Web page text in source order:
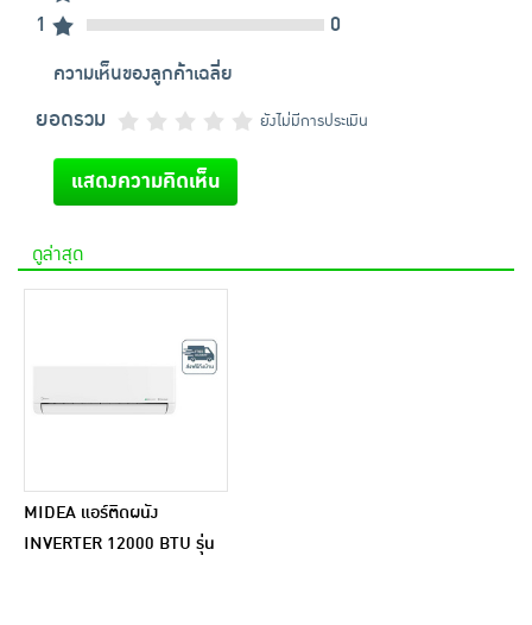
1
0
ความเห็นของลูกค้าเฉลี่ย
ยอดรวม ยังไม่มีการประเมิน
แสดงความคิดเห็น
ดูล่าสุด
MIDEA แอร์ติดผนัง
INVERTER 12000 BTU รุ่น